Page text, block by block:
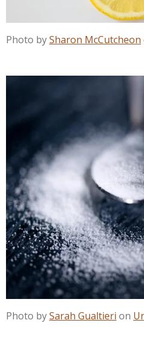
Photo bySharon McCutcheon
Photo bySarah Gualtieri on